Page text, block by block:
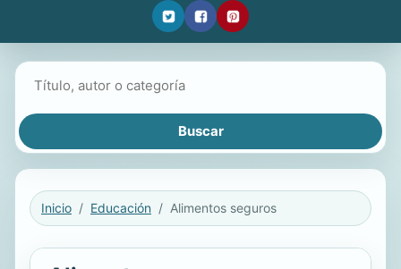
Inicio Educación Alimentos seguros